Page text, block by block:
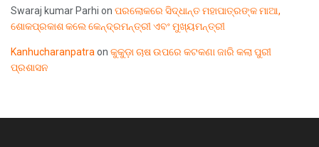
Swaraj kumar Parhi on ପରଲୋକରେ ସିଦ୍ଧାନ୍ତ ମହାପାତ୍ରଙ୍କ ମାଆ,
ଶୋକପ୍ରକାଶ କଲେ କେନ୍ଦ୍ରମନ୍ତ୍ରୀ ଏବଂ ମୁଖ୍ୟମନ୍ତ୍ରୀ
Kanhucharanpatra on କୁକୁଡ଼ା ଚାଷ ଉପରେ କଟକଣା ଜାରି କଲା ପୁରୀ
ପ୍ରଶାସନ